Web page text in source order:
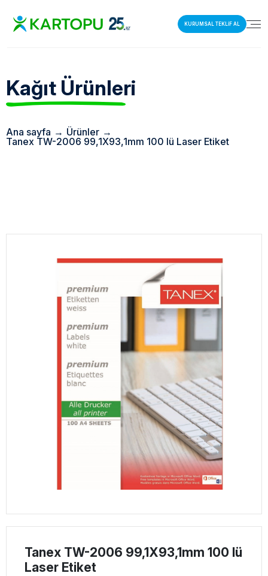
KURUMSAL TEKLİF AL
Kağıt Ürünleri
Ana sayfa → Ürünler →
Tanex TW-2006 99,1X93,1mm 100 lü Laser Etiket
Tanex TW-2006 99,1X93,1mm 100 lü
Laser Etiket